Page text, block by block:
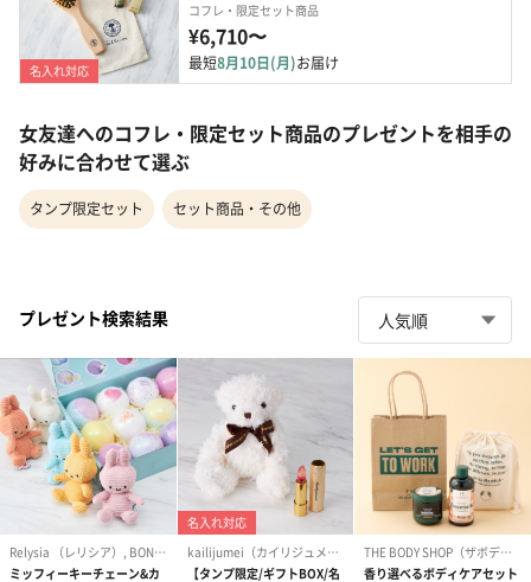
名入れ対応
コフレ・限定セット商品
¥6,710〜
最短8月10日(月)お届け
女友達へのコフレ・限定セット商品のプレゼントを相手の
好みに合わせて選ぶ
タンプ限定セット セット商品・その他
プレゼント検索結果